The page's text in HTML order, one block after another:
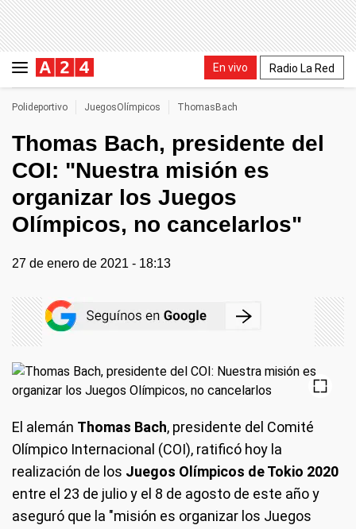
En vivo Radio La Red
Polideportivo JuegosOlímpicos ThomasBach
Thomas Bach, presidente del
COI: "Nuestra misión es
organizar los Juegos
Olímpicos, no cancelarlos"
27 de enero de 2021 - 18:13
El alemán Thomas Bach, presidente del Comité
Olímpico Internacional (COI), ratificó hoy la
realización de los Juegos Olímpicos de Tokio 2020
entre el 23 de julio y el 8 de agosto de este año y
aseguró que la "misión es organizar los Juegos